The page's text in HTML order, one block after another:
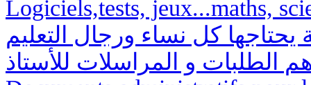
Logiciels,tests, jeux...maths,
يحتاجها كل نساء ورجال التعليم
و المراسلات للأستاذ